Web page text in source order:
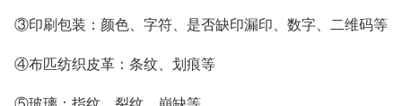
③印刷包装：颜色、字符、是否缺印漏印、数字、二维码等
④布匹纺织皮革：条纹、划痕等